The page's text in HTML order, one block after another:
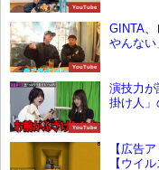
YouTube
YouTube
GINTA
やんない
YouTube
演技力
掛け人
【広告
【ウイ